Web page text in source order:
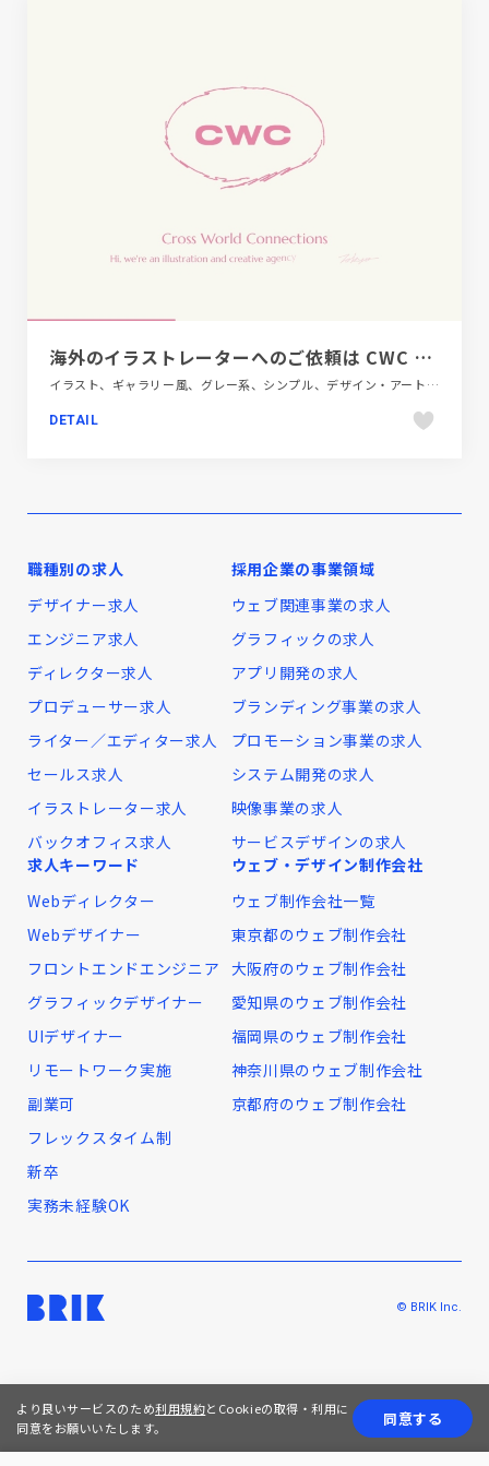
海外のイラストレーターへのご依頼は CWC TOKYO – Cross World Connections– クロスワールドコネクションズ
イラスト、ギャラリー風、グレー系、シンプル、デザイン・アート・音楽・文芸、ナチュラル、ホワイト系、ポートフォリオ、大きめ写真
DETAIL
職種別の求人
デザイナー求人
エンジニア求人
ディレクター求人
プロデューサー求人
ライター／エディター求人
セールス求人
イラストレーター求人
バックオフィス求人
採用企業の事業領域
ウェブ関連事業の求人
グラフィックの求人
アプリ開発の求人
ブランディング事業の求人
プロモーション事業の求人
システム開発の求人
映像事業の求人
サービスデザインの求人
求人キーワード
Webディレクター
Webデザイナー
フロントエンドエンジニア
グラフィックデザイナー
UIデザイナー
リモートワーク実施
副業可
フレックスタイム制
新卒
実務未経験OK
ウェブ・デザイン制作会社
ウェブ制作会社一覧
東京都のウェブ制作会社
大阪府のウェブ制作会社
愛知県のウェブ制作会社
福岡県のウェブ制作会社
神奈川県のウェブ制作会社
京都府のウェブ制作会社
© BRIK Inc.
より良いサービスのため利用規約とCookieの取得・利用に
同意をお願いいたします。
同意する